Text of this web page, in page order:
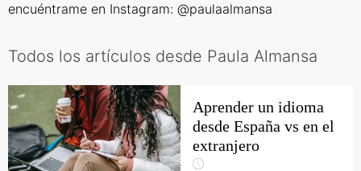
encuéntrame en Instagram: @paulaalmansa
Todos los artículos desde Paula Almansa
Aprender un idioma
desde España vs en el
extranjero